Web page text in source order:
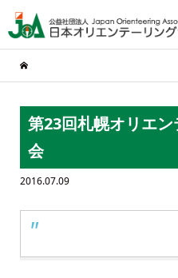
第23回札幌オリエ
会
2016.07.09